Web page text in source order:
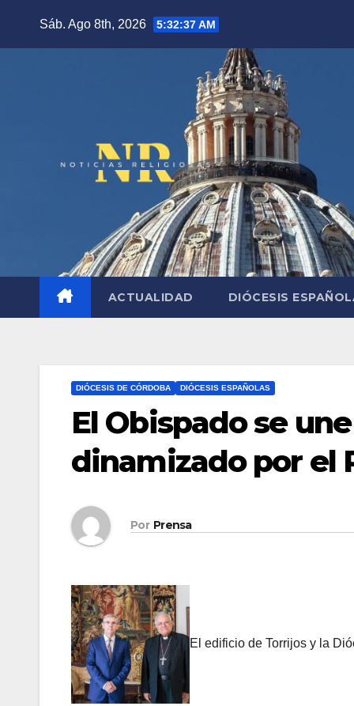
Sáb. Ago 8th, 2026 5:32:38 AM
ACTUALIDAD DIÓCESIS
DIÓCESIS DE CÓRDOBA DIÓCESIS ESPAÑOLAS
El Obispado se
dinamizado por el
Por Prensa
El edificio de Torrijos y la